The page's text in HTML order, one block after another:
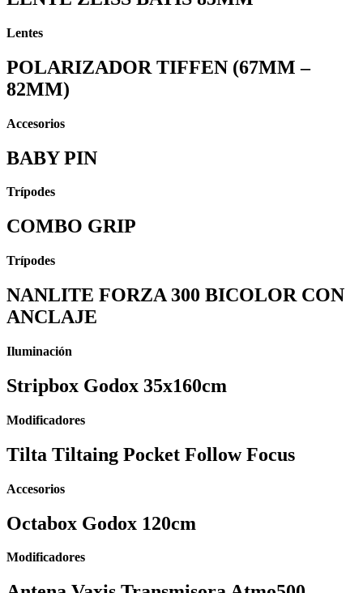
Lentes
POLARIZADOR TIFFEN (67MM –
82MM)
Accesorios
BABY PIN
Trípodes
COMBO GRIP
Trípodes
NANLITE FORZA 300 BICOLOR CON
ANCLAJE
Iluminación
⁠⁠Stripbox Godox 35x160cm
Modificadores
Tilta Tiltaing Pocket Follow Focus
Accesorios
Octabox Godox 120cm
Modificadores